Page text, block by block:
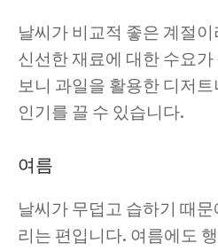
날씨가 비교적 좋은 계절
신선한 재료에 대한 수요
보니 과일을 활용한 디저트
인기를 끌 수 있습니다.
여름
날씨가 무덥고 습하기 때
리는 편입니다. 여름에도